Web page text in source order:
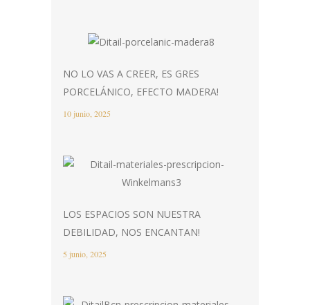
NO LO VAS A CREER, ES GRES
PORCELÁNICO, EFECTO MADERA!
10 junio, 2025
LOS ESPACIOS SON NUESTRA
DEBILIDAD, NOS ENCANTAN!
5 junio, 2025